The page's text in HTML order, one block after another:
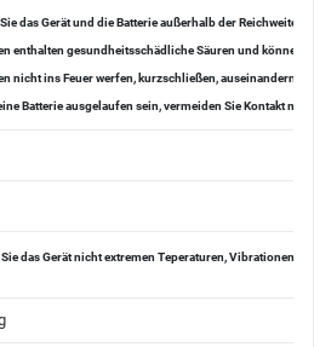
das Gerät und die Batterie außerhalb der Reichweite
enthalten gesundheitsschädliche Säuren und können
nicht ins Feuer werfen, kurzschließen,
Batterie ausgelaufen sein, vermeiden Sie Kontakt
Sie das Gerät nicht extremen Teperaturen, Vibrationen